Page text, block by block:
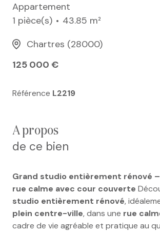
Appartement
1 pièce(s)
43.85 m²
Chartres (28000)
125 000 €
Référence L2219
a propos
de ce bien
Grand studio entièrement rénové
rue calme avec cour couverte
studio entièrement rénové,
plein centre-ville, dans une rue
cadre de vie agréable et pratique au